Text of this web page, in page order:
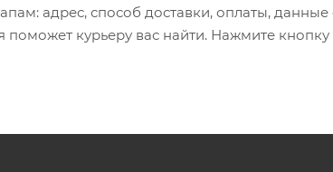
адрес, способ доставки, оплаты,
курьеру вас найти. Нажмите кнопку